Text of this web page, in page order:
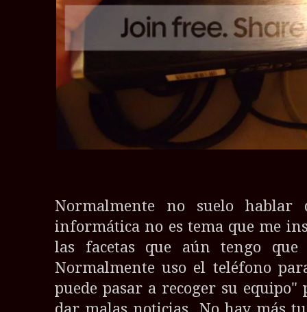
Normalmente no suelo hablar
informática no es tema que me
las facetas que aún tengo
Normalmente uso el teléfono
puede pasar a recoger su equipo"